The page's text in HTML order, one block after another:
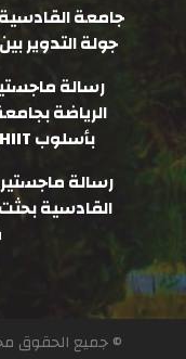
جامعة القادسية
جولة التدوير بين
رسالة
الرياضة
بأسلوب HIIT في بعض عناصر اللياقة البدنية
رسالة
القادسية
© جميع الحقوق